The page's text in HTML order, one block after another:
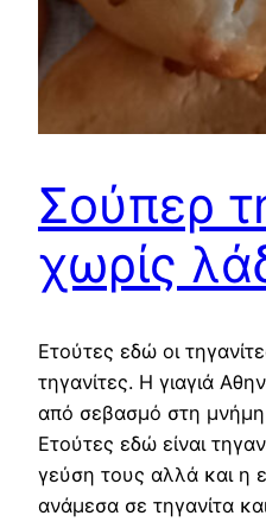
Σούπερ
χωρίς
Ετούτες εδώ οι
τηγανίτες. Η γιαγιά
από σεβασμό στη μνήμη
Ετούτες εδώ είναι
γεύση τους αλλά και η
ανάμεσα σε τηγανίτα